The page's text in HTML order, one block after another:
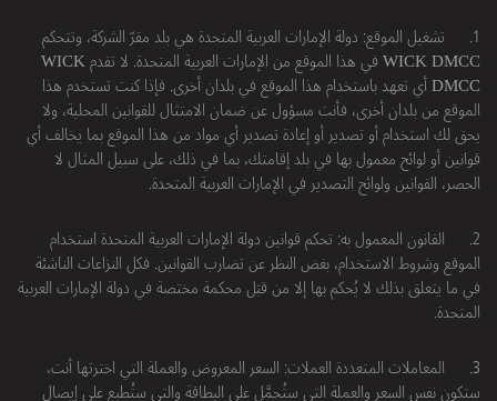
1.
تشغيل الموقع: دولة الإمارات العربية المتحدة هي بلد مقرّ الشركة، وتتحكم
WICK DMCC في هذا الموقع من الإمارات العربية المتحدة. لا تقدم WICK
DMCC أي تعهد باستخدام هذا الموقع في بلدان أخرى. فإذا كنت تستخدم هذا
الموقع من بلدان أخرى، فأنت مسؤول عن ضمان الامتثال للقوانين المحلية، ولا
يحق لك استخدام أو تصدير أو إعادة تصدير أي مواد من هذا الموقع بما يخالف أي
قوانين أو لوائح معمول بها في بلد إقامتك، بما في ذلك، على سبيل المثال لا
الحصر، القوانين ولوائح التصدير في الإمارات العربية المتحدة.
2.
القانون المعمول به: تحكم قوانين دولة الإمارات العربية المتحدة استخدام
الموقع وشروط الاستخدام، بغض النظر عن تضارب القوانين. فكل النزاعات الناشئة
في ما يتعلق بذلك لا يُحكم بها إلا من قبَل محكمة مختصة في دولة الإمارات العربية
المتحدة.
3.
المعاملات المتعددة العملات: السعر المعروض والعملة التي اخترتها أنت،
ستكون نفس السعر والعملة التي ستُحمَّل على البطاقة والتي ستُطبع على إيصال